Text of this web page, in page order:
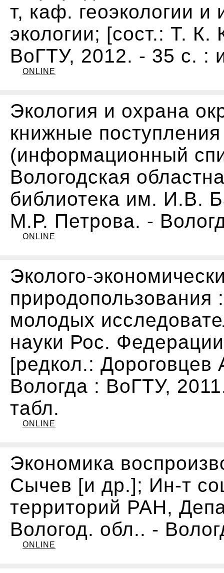
т, каф. геоэкологии и
экологии; [сост.: Т.
ВоГТУ, 2012. - 35 с. :
ONLINE
Экология и охрана
книжные
(информационный
Вологодская
библиотека им. И.В.
М.Р. Петрова. -
ONLINE
Эколого-
природопользования
молодых
науки Рос.
[редкол.:
Вологда : ВоГТУ,
табл.
ONLINE
Экономика
Сычев [и др.]; Ин-т
территорий РАН,
Вологод. обл.. -
ONLINE